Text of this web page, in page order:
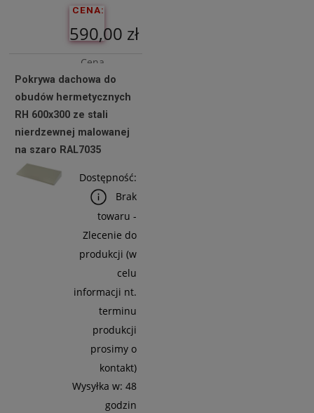
CENA:
590,00 zł
Cena
netto:
479,67 zł
Pokrywa dachowa do
obudów hermetycznych
RH 600x300 ze stali
nierdzewnej malowanej
na szaro RAL7035
Dostępność:
Brak
towaru -
Zlecenie do
produkcji (w
celu
informacji nt.
terminu
produkcji
prosimy o
kontakt)
Wysyłka w: 48
godzin